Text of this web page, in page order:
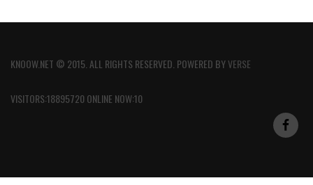
KNOOW.NET © 2015. ALL RIGHTS RESERVED. POWERED BYVERSE
VISITORS:18895720 ONLINE NOW:10